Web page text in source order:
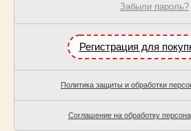
Забыли пароль?
Регистрация для
Политика защиты и обработки
Соглашение на обработку